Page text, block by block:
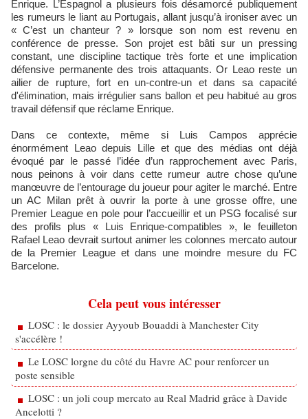
Enrique. L’Espagnol a plusieurs fois désamorcé publiquement
les rumeurs le liant au Portugais, allant jusqu’à ironiser avec un
« C’est un chanteur ? » lorsque son nom est revenu en
conférence de presse. Son projet est bâti sur un pressing
constant, une discipline tactique très forte et une implication
défensive permanente des trois attaquants. Or Leao reste un
ailier de rupture, fort en un‑contre‑un et dans sa capacité
d'élimination, mais irrégulier sans ballon et peu habitué au gros
travail défensif que réclame Enrique.
Dans ce contexte, même si Luis Campos apprécie
énormément Leao depuis Lille et que des médias ont déjà
évoqué par le passé l’idée d’un rapprochement avec Paris,
nous peinons à voir dans cette rumeur autre chose qu’une
manœuvre de l’entourage du joueur pour agiter le marché. Entre
un AC Milan prêt à ouvrir la porte à une grosse offre, une
Premier League en pole pour l’accueillir et un PSG focalisé sur
des profils plus « Luis Enrique‑compatibles », le feuilleton
Rafael Leao devrait surtout animer les colonnes mercato autour
de la Premier League et dans une moindre mesure du FC
Barcelone.
Cela peut vous intéresser
LOSC : le dossier Ayyoub Bouaddi à Manchester City
s'accélère !
Le LOSC lorgne du côté du Havre AC pour renforcer un
poste sensible
LOSC : un joli coup mercato au Real Madrid grâce à Davide
Ancelotti ?